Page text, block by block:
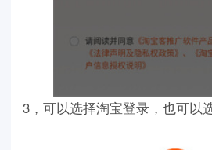
3，可以选择淘宝登录，也可以